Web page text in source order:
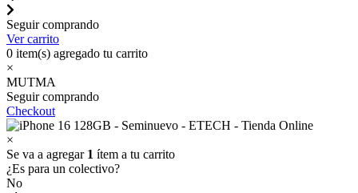
Seguir comprando
Ver carrito
0 item(s) agregado tu carrito
×
MUTMA
Seguir comprando
Checkout
×
Se va a agregar 1 ítem a tu carrito
¿Es para un colectivo?
No